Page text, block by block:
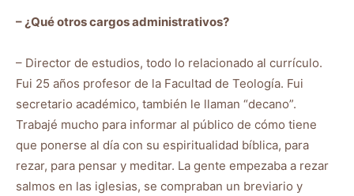
– ¿Qué otros cargos administrativos?
– Director de estudios, todo lo relacionado al currículo.
Fui 25 años profesor de la Facultad de Teología. Fui
secretario académico, también le llaman “decano”.
Trabajé mucho para informar al público de cómo tiene
que ponerse al día con su espiritualidad bíblica, para
rezar, para pensar y meditar. La gente empezaba a rezar
salmos en las iglesias, se compraban un breviario y